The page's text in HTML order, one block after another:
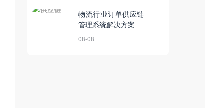
物流行业订单供应链
管理系统解决方案
08-08